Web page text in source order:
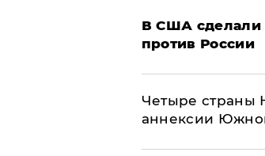
В США сделали
против России
Четыре страны
аннексии